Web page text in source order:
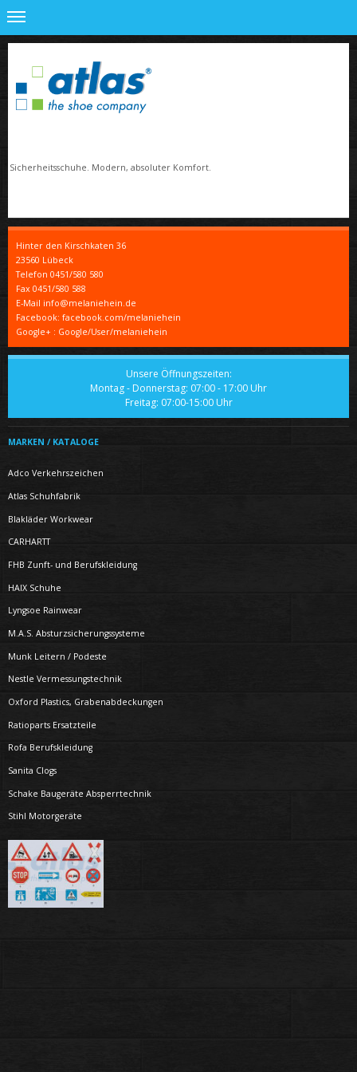
Sicherheitsschuhe. Modern, absoluter Komfort.
Hinter den Kirschkaten 36
23560 Lübeck
Telefon 0451/580 580
Fax 0451/580 588
E-Mail info@melaniehein.de
Facebook: facebook.com/melaniehein
Google+ : Google/User/melaniehein
Unsere Öffnungszeiten:
Montag - Donnerstag: 07:00 - 17:00 Uhr
Freitag: 07:00-15:00 Uhr
MARKEN / KATALOGE
Adco Verkehrszeichen
Atlas Schuhfabrik
Blakläder Workwear
CARHARTT
FHB Zunft- und Berufskleidung
HAIX Schuhe
Lyngsoe Rainwear
M.A.S. Absturzsicherungssysteme
Munk Leitern / Podeste
Nestle Vermessungstechnik
Oxford Plastics, Grabenabdeckungen
Ratioparts Ersatzteile
Rofa Berufskleidung
Sanita Clogs
Schake Baugeräte Absperrtechnik
Stihl Motorgeräte